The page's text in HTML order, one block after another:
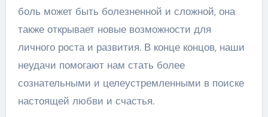
боль может быть болезненной и сложной, она
также открывает новые возможности для
личного роста и развития. В конце концов, наши
неудачи помогают нам стать более
сознательными и целеустремленными в поиске
настоящей любви и счастья.